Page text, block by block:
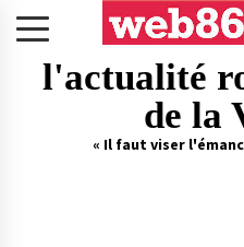
l'actualité
de la
« Il faut viser